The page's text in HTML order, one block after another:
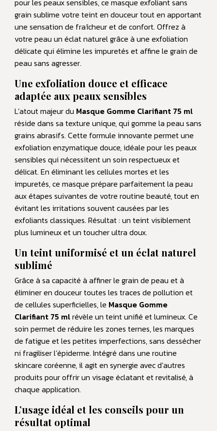
pour les peaux sensibles, ce masque exfoliant sans
grain sublime votre teint en douceur tout en apportant
une sensation de fraîcheur et de confort. Offrez à
votre peau un éclat naturel grâce à une exfoliation
délicate qui élimine les impuretés et affine le grain de
peau sans agresser.
Une exfoliation douce et efficace
adaptée aux peaux sensibles
L’atout majeur du Masque Gomme Clarifiant 75 ml
réside dans sa texture unique, qui gomme la peau sans
grains abrasifs. Cette formule innovante permet une
exfoliation enzymatique douce, idéale pour les peaux
sensibles qui nécessitent un soin respectueux et
délicat. En éliminant les cellules mortes et les
impuretés, ce masque prépare parfaitement la peau
aux étapes suivantes de votre routine beauté, tout en
évitant les irritations souvent causées par les
exfoliants classiques. Résultat : un teint visiblement
plus lumineux et un toucher ultra doux.
Un teint uniformisé et un éclat naturel
sublimé
Grâce à sa capacité à affiner le grain de peau et à
éliminer en douceur toutes les traces de pollution et
de cellules superficielles, le Masque Gomme
Clarifiant 75 mlrévèle un teint unifié et lumineux. Ce
soin permet de réduire les zones ternes, les marques
de fatigue et les petites imperfections, sans dessécher
ni fragiliser l’épiderme. Intégré dans une routine
skincare coréenne, il agit en synergie avec d’autres
produits pour offrir un visage éclatant et revitalisé, à
chaque application.
L’usage idéal et les conseils pour un
résultat optimal